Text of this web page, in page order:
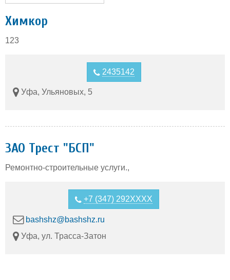
Химкор
123
2435142
Уфа, Ульяновых, 5
ЗАО Трест "БСП"
Ремонтно-строительные услуги.,
+7 (347) 292XXXX
bashshz@bashshz.ru
Уфа, ул. Трасса-Затон